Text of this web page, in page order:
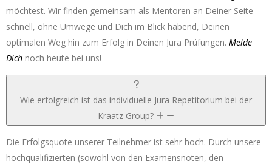
möchtest. Wir finden gemeinsam als Mentoren an Deiner Seite
schnell, ohne Umwege und Dich im Blick habend, Deinen
optimalen Weg hin zum Erfolg in Deinen Jura Prüfungen. Melde
Dich noch heute bei uns!
Wie erfolgreich ist das individuelle Jura Repetitorium bei der
Kraatz Group?
Die Erfolgsquote unserer Teilnehmer ist sehr hoch. Durch unsere
hochqualifizierten (sowohl von den Examensnoten, den